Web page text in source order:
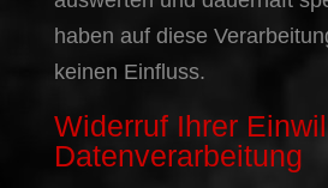
haben auf diese
keinen Einfluss.
Widerruf Ihrer
Datenverarbeitung